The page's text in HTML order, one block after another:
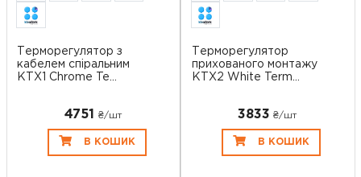
Терморегулятор з
кабелем спіральним
KTX1 Chrome Te...
4751 ₴/шт
В КОШИК
Терморегулятор
прихованого монтажу
KTX2 White Term...
3833 ₴/шт
В КОШИК